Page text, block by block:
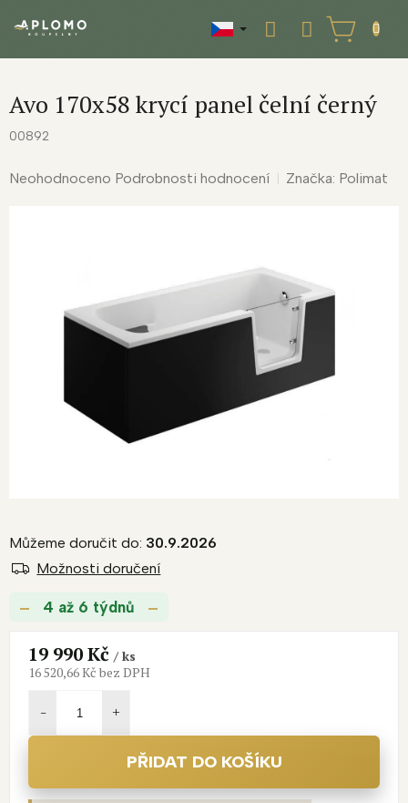
NÁKUPNÍ
KOŠÍK
Avo 170x58 krycí panel čelní černý
00892
Průměrné
hvězdiček.
Neohodnoceno Podrobnosti hodnocení Značka: Polimat
4 až 6 týdnů
Můžeme doručit do: 30.9.2026
Možnosti doručení
19 990 Kč/ ks
16 520,66 Kč bez DPH
PŘIDAT DO KOŠÍKU